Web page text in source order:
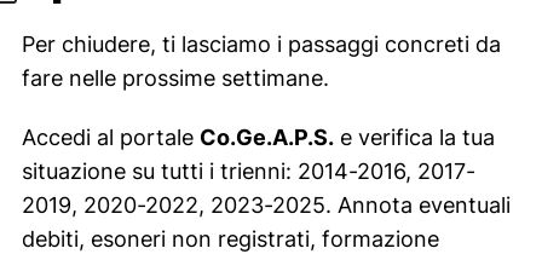
Per chiudere, ti lasciamo i passaggi concreti da
fare nelle prossime settimane.
Accedi al portale Co.Ge.A.P.S.e verifica la tua
situazione su tutti i trienni: 2014-2016, 2017-
2019, 2020-2022, 2023-2025. Annota eventuali
debiti, esoneri non registrati, formazione